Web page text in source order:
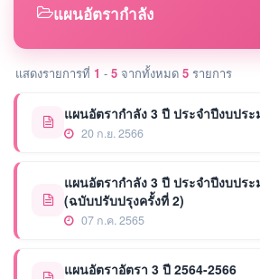
แผนอัตรากำลัง
แสดงรายการที่ 1 - 5 จากทั้งหมด 5 รายการ
แผนอัตรากำลัง 3 ปี ประจำปีงบปร
20 ก.ย. 2566
แผนอัตรากำลัง 3 ปี ประจำปีงบปร
(ฉบับปรับปรุงครั้งที่ 2)
07 ก.ค. 2565
แผนอัตราอัตรา 3 ปี 2564-2566